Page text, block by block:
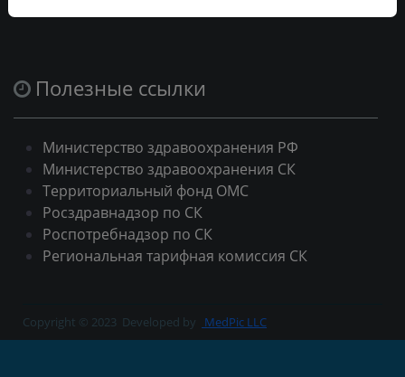
Полезные ссылки
Министерство здравоохранения РФ
Министерство здравоохранения СК
Территориальный фонд ОМС
Росздравнадзор по СК
Роспотребнадзор по СК
Региональная тарифная комиссия СК
Copyright © 2023 Developed by MedPic LLC